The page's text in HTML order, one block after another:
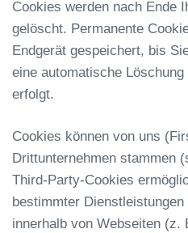
Cookies werden nach Ende
gelöscht. Permanente
Endgerät gespeichert, bis
eine automatische
erfolgt.
Cookies können von uns
Drittunternehmen stammen
Third-Party-Cookies
bestimmter
innerhalb von Webseiten (z.